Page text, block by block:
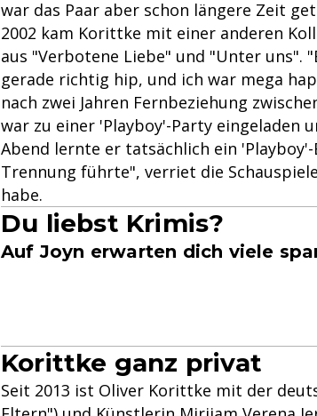
war das Paar aber schon längere Zeit
2002 kam Korittke mit einer anderen
aus "Verbotene Liebe" und "Unter uns".
gerade richtig hip, und ich war mega
nach zwei Jahren Fernbeziehung
war zu einer 'Playboy'-Party eingeladen
Abend lernte er tatsächlich ein
Trennung führte", verriet die
habe.
Du liebst Krimis?
Auf Joyn erwarten dich viele
Korittke ganz privat
Seit 2013 ist Oliver Korittke mit der